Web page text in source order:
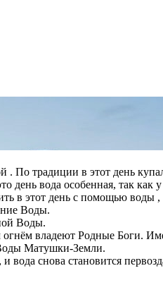
. По традиции в этот день
день вода особенная, так
в этот день с помощью
Воды.
Воды.
владеют Родные Боги.
Матушки-Земли.
вода снова становится